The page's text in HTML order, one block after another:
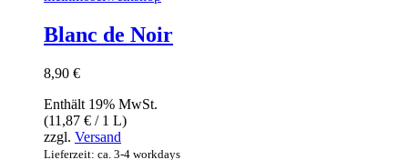
Blanc de Noir
8,90 €
Enthält 19% MwSt.
(11,87 € / 1 L)
zzgl. Versand
Lieferzeit: ca. 3-4 workdays